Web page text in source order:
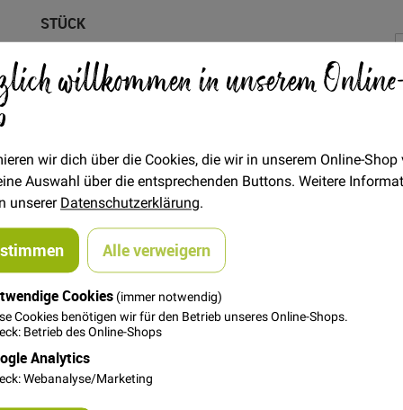
willkommen in unserem
wir dich über die Cookies, die wir in unserem Online-Shop
Auswahl über die entsprechenden Buttons. Weitere
unsererDatenschutzerklärung.
Alle verweigern
Cookies (immer notwendig)
Cookies benötigen wir für den Betrieb unseres Online-Shops.
Betrieb des Online-Shops
Analytics
Webanalyse/Marketing
9,90 €
STÜCK
Menge
(z.B. PET Flaschen) der YKK Marke Natulon®.
Mäntel und andere schöne Nähprojekte!